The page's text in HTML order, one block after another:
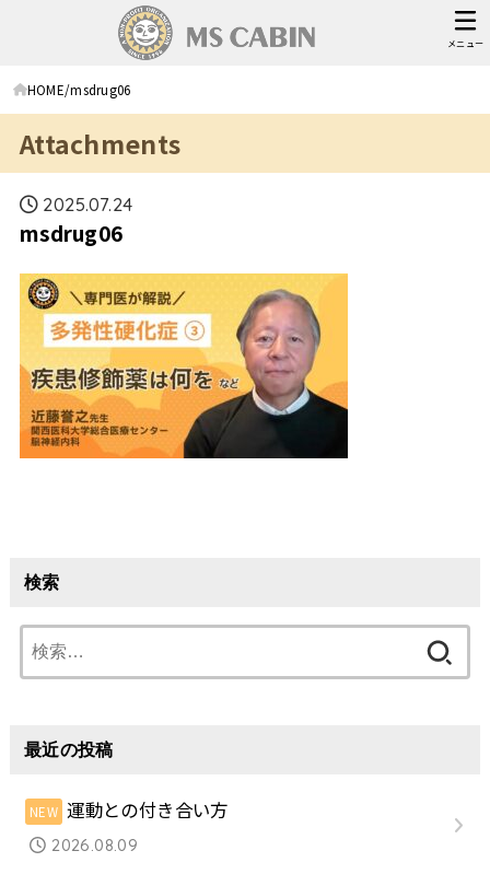
メニュー
HOME msdrug06
Attachments
2025.07.24
msdrug06
検索
索:
最近の投稿
運動との付き合い方
2026.08.09